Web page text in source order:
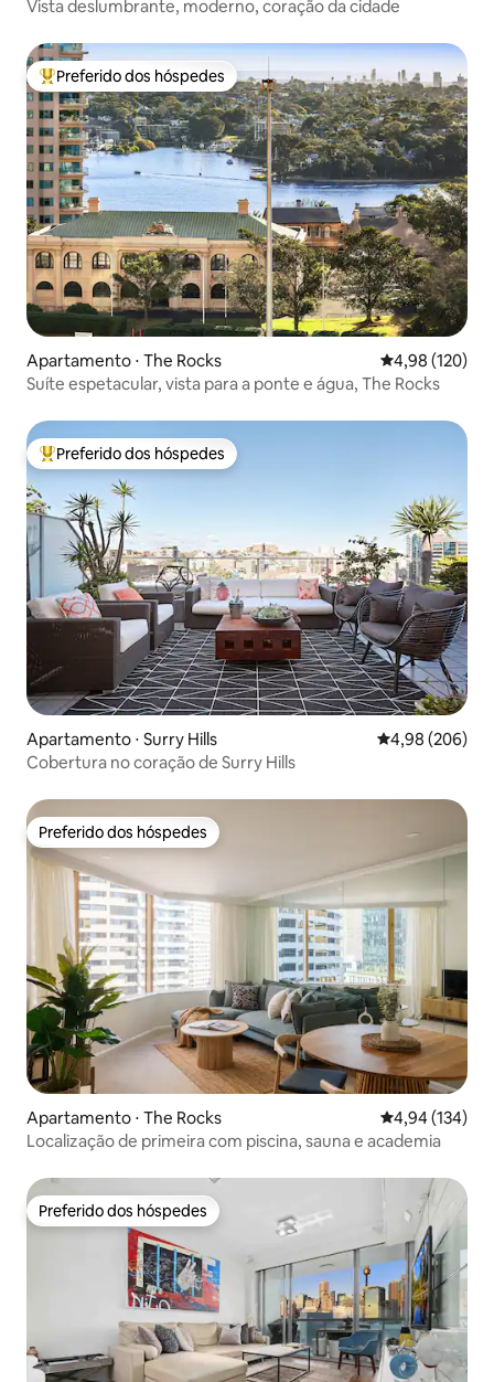
Vista deslumbrante, moderno, coração da cidade
Entre os melhores preferidos dos hóspedes
Preferido dos hóspedes
Apartamento ⋅ The Rocks 4,98 de uma
4,98 (120)
Suíte espetacular, vista para a ponte e água, The Rocks
Entre os melhores preferidos dos hóspedes
Preferido dos hóspedes
Apartamento ⋅ Surry Hills 4,98 de uma
4,98 (206)
Cobertura no coração de Surry Hills
Preferido dos hóspedes
Preferido dos hóspedes
Apartamento ⋅ The Rocks 4,94 de uma
4,94 (134)
Localização de primeira com piscina, sauna e academia
Preferido dos hóspedes
Preferido dos hóspedes